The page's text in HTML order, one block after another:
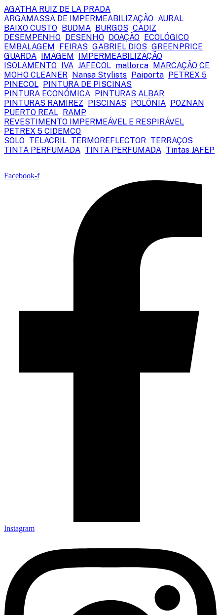
AGATHA RUIZ DE LA PRADA
ARGAMASSA DE IMPERMEABILIZAÇÃO AURAL
BAIXO CUSTO
BUDMA BURGOS CADIZ
DESEMPENHO
DESENHO DOAÇÃO
ECOLÓGICO
EMBALAGEM
FEIRAS GABRIEL DIOS GREENPRICE
GUARDA
IMAGEM
IMPERMEABILIZAÇÃO
ISOLAMENTO
IVA JAFECOL mallorca
MARCAÇÃO CE
MOHO CLEANER
Nansa Stylists Paiporta
PETREX 5
PINECOL
PINTURA DE PISCINAS
PINTURA ECONÓMICA
PINTURAS ALBAR
PINTURAS RAMIREZ
PISCINAS POLÓNIA
POZNAN
PUERTO REAL
RAMP
REVESTIMENTO IMPERMEÁVEL E RESPIRÁVEL
PETREX 5 CIDEMCO
SOLO TELACRIL TERMOREFLECTOR TERRAÇOS
TINTA PERFUMADA TINTA PERFUMADA Tintas JAFEP
Facebook-f
Instagram